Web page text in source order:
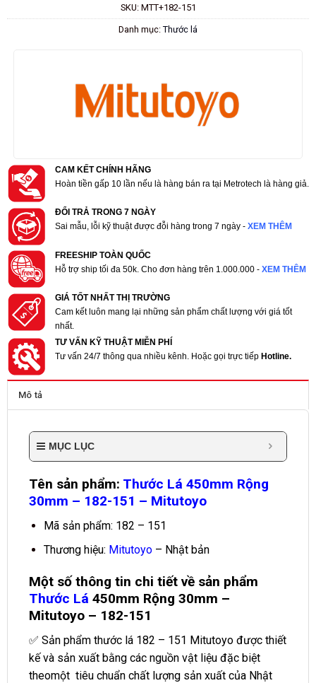
SKU: MTT+182-151
Danh mục: Thước lá
CAM KẾT CHÍNH HÃNG
Hoàn tiền gấp 10 lần nếu là hàng bán ra tại Metrotech là hàng giả.
ĐỔI TRẢ TRONG 7 NGÀY
Sai mẫu, lỗi kỹ thuật được đỗi hàng trong 7 ngày - XEM THÊM
FREESHIP TOÀN QUỐC
Hỗ trợ ship tối đa 50k. Cho đơn hàng trên 1.000.000 - XEM THÊM
GIÁ TỐT NHẤT THỊ TRƯỜNG
Cam kết luôn mang lại những sản phẩm chất lượng với giá tốt
nhất.
TƯ VẤN KỸ THUẬT MIỄN PHÍ
Tư vấn 24/7 thông qua nhiều kênh. Hoặc gọi trực tiếp Hotline.
Mô tả
MỤC LỤC
Tên sản phẩm: Thước Lá 450mm Rộng
30mm – 182-151 – Mitutoyo
Mã sản phẩm: 182 – 151
Thương hiệu: Mitutoyo– Nhật bản
Một số thông tin chi tiết về sản phẩm
Thước Lá 450mm Rộng 30mm –
Mitutoyo – 182-151
✅ Sản phẩm thước lá 182 – 151 Mitutoyo được thiết
kế và sản xuất bằng các nguồn vật liệu đặc biệt
theomột tiêu chuẩn chất lượng sản xuất của Nhật